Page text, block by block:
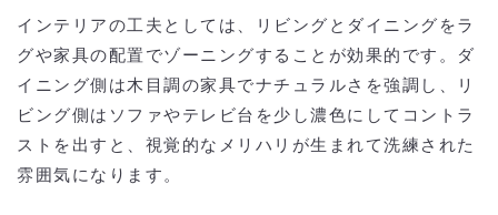
インテリアの工夫としては、リビングとダイニングをラ
グや家具の配置でゾーニングすることが効果的です。ダ
イニング側は木目調の家具でナチュラルさを強調し、リ
ビング側はソファやテレビ台を少し濃色にしてコントラ
ストを出すと、視覚的なメリハリが生まれて洗練された
雰囲気になります。